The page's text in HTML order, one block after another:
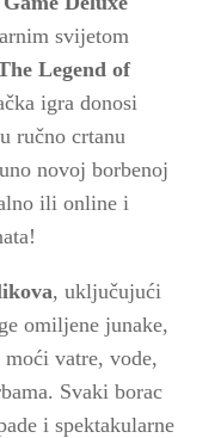
svijetom
Legend of
igra donosi
ručno crtanu
novoj borbenoj
ili online i
, uključujući
omiljene junake,
vatre, vode,
Svaki borac
i spektakularne